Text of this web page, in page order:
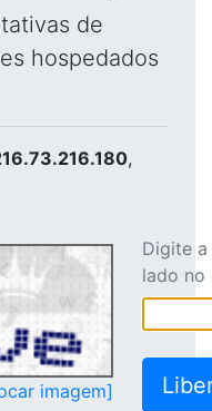
de
hospedados
,
imagem]
Digite
lado no